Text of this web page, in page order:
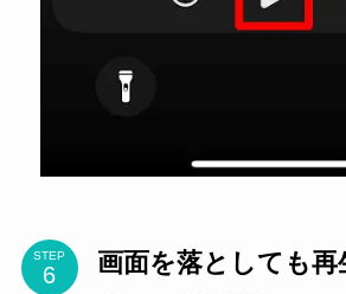
STEP
画面を落としても